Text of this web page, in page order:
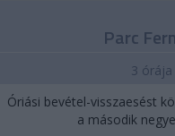
Parc
3 órája
Óriási bevétel-visszaesést
a második